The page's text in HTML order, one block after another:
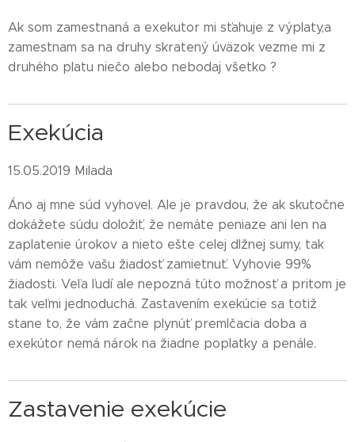
Ak som zamestnaná a exekutor mi sťahuje z výplaty,a
zamestnam sa na druhy skratený úväzok vezme mi z
druhého platu niečo alebo nebodaj všetko ?
Exekúcia
15.05.2019 Milada
Áno aj mne súd vyhovel. Ale je pravdou, že ak skutočne
dokážete súdu doložiť, že nemáte peniaze ani len na
zaplatenie úrokov a nieto ešte celej dlžnej sumy, tak
vám nemôže vašu žiadosť zamietnuť. Vyhovie 99%
žiadosti. Veľa ľudí ale nepozná túto možnosť a pritom je
tak veľmi jednoduchá. Zastavením exekúcie sa totiž
stane to, že vám začne plynúť premlčacia doba a
exekútor nemá nárok na žiadne poplatky a penále.
Zastavenie exekúcie